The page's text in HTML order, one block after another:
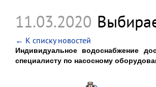
11.03.2020
← К списку новостей
Индивидуальное водоснабжение
специалисту по насосному